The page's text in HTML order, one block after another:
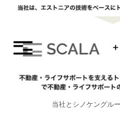
当社とシノケングル